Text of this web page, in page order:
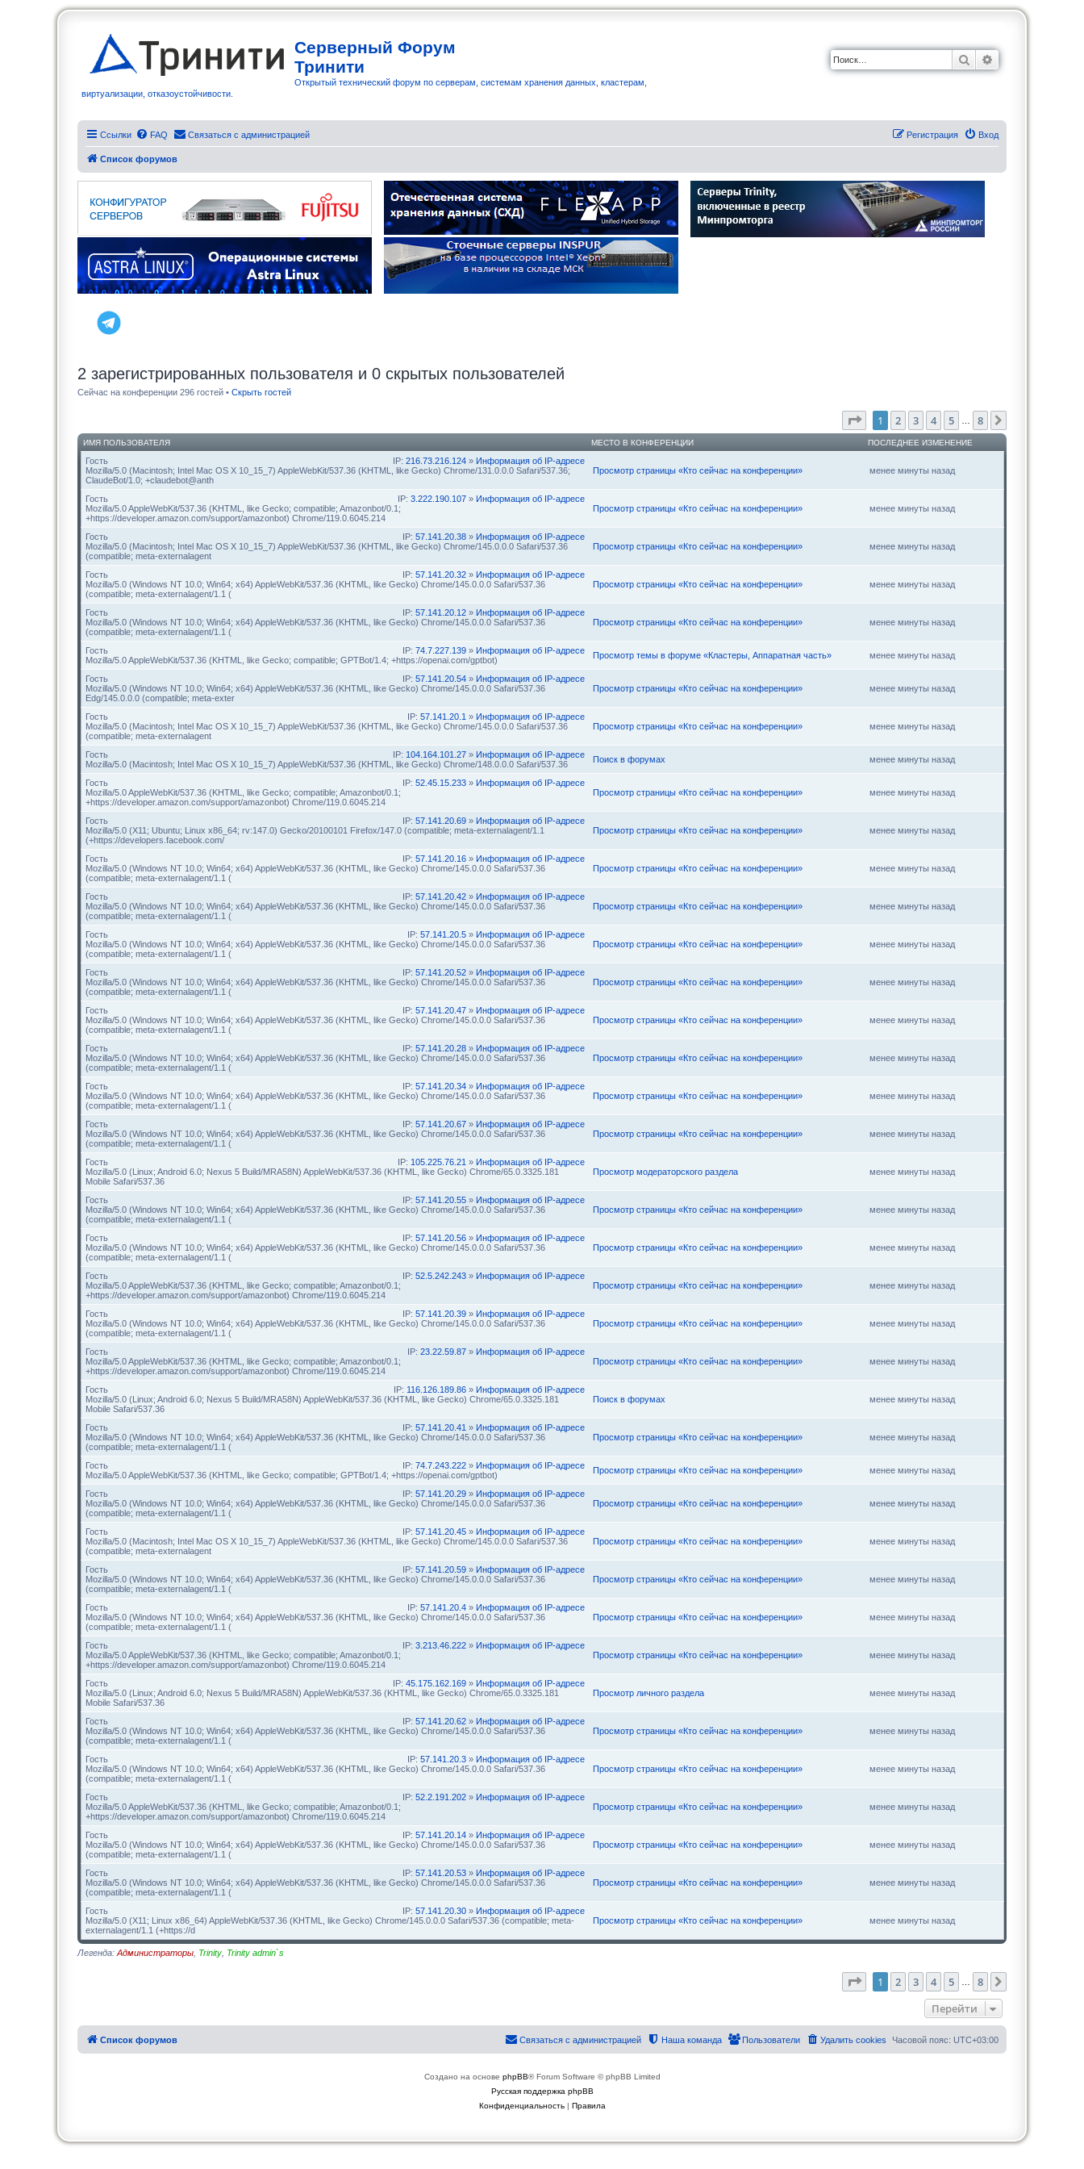
Серверный Форум
Тринити
Открытый технический форум по серверам, системам хранения данных, кластерам,
виртуализации, отказоустойчивости.
Поиск
Ссылки FAQ Связаться с администрацией Вход
Регистрация
Список форумов
2 зарегистрированных пользователя и 0 скрытых пользователей
Сейчас на конференции 296 гостей • Скрыть гостей
Страница1 из
1 2 3 4 5 8
ИМЯ ПОЛЬЗОВАТЕЛЯ МЕСТО В КОНФЕРЕНЦИИ ПОСЛЕДНЕЕ ИЗМЕНЕНИЕ
Гость IP: 216.73.216.124 » Информация об IP-адресе
Mozilla/5.0 (Macintosh; Intel Mac OS X 10_15_7) AppleWebKit/537.36 (KHTML, like Gecko) Chrome/131.0.0.0 Safari/537.36;
ClaudeBot/1.0; +claudebot@anth
Просмотр страницы «Кто сейчас на конференции» менее минуты назад
Гость IP: 3.222.190.107 » Информация об IP-адресе
Mozilla/5.0 AppleWebKit/537.36 (KHTML, like Gecko; compatible; Amazonbot/0.1;
+https://developer.amazon.com/support/amazonbot) Chrome/119.0.6045.214
Просмотр страницы «Кто сейчас на конференции» менее минуты назад
Гость IP: 57.141.20.38 » Информация об IP-адресе
Mozilla/5.0 (Macintosh; Intel Mac OS X 10_15_7) AppleWebKit/537.36 (KHTML, like Gecko) Chrome/145.0.0.0 Safari/537.36
(compatible; meta-externalagent
Просмотр страницы «Кто сейчас на конференции» менее минуты назад
Гость IP: 57.141.20.32 » Информация об IP-адресе
Mozilla/5.0 (Windows NT 10.0; Win64; x64) AppleWebKit/537.36 (KHTML, like Gecko) Chrome/145.0.0.0 Safari/537.36
(compatible; meta-externalagent/1.1 (
Просмотр страницы «Кто сейчас на конференции» менее минуты назад
Гость IP: 57.141.20.12 » Информация об IP-адресе
Mozilla/5.0 (Windows NT 10.0; Win64; x64) AppleWebKit/537.36 (KHTML, like Gecko) Chrome/145.0.0.0 Safari/537.36
(compatible; meta-externalagent/1.1 (
Просмотр страницы «Кто сейчас на конференции» менее минуты назад
Гость IP: 74.7.227.139 » Информация об IP-адресе
Mozilla/5.0 AppleWebKit/537.36 (KHTML, like Gecko; compatible; GPTBot/1.4; +https://openai.com/gptbot)
Просмотр темы в форуме «Кластеры, Аппаратная часть» менее минуты назад
Гость IP: 57.141.20.54 » Информация об IP-адресе
Mozilla/5.0 (Windows NT 10.0; Win64; x64) AppleWebKit/537.36 (KHTML, like Gecko) Chrome/145.0.0.0 Safari/537.36
Edg/145.0.0.0 (compatible; meta-exter
Просмотр страницы «Кто сейчас на конференции» менее минуты назад
Гость IP: 57.141.20.1 » Информация об IP-адресе
Mozilla/5.0 (Macintosh; Intel Mac OS X 10_15_7) AppleWebKit/537.36 (KHTML, like Gecko) Chrome/145.0.0.0 Safari/537.36
(compatible; meta-externalagent
Просмотр страницы «Кто сейчас на конференции» менее минуты назад
Гость IP: 104.164.101.27 » Информация об IP-адресе
Mozilla/5.0 (Macintosh; Intel Mac OS X 10_15_7) AppleWebKit/537.36 (KHTML, like Gecko) Chrome/148.0.0.0 Safari/537.36
Поиск в форумах менее минуты назад
Гость IP: 52.45.15.233 » Информация об IP-адресе
Mozilla/5.0 AppleWebKit/537.36 (KHTML, like Gecko; compatible; Amazonbot/0.1;
+https://developer.amazon.com/support/amazonbot) Chrome/119.0.6045.214
Просмотр страницы «Кто сейчас на конференции» менее минуты назад
Гость IP: 57.141.20.69 » Информация об IP-адресе
Mozilla/5.0 (X11; Ubuntu; Linux x86_64; rv:147.0) Gecko/20100101 Firefox/147.0 (compatible; meta-externalagent/1.1
(+https://developers.facebook.com/
Просмотр страницы «Кто сейчас на конференции» менее минуты назад
Гость IP: 57.141.20.16 » Информация об IP-адресе
Mozilla/5.0 (Windows NT 10.0; Win64; x64) AppleWebKit/537.36 (KHTML, like Gecko) Chrome/145.0.0.0 Safari/537.36
(compatible; meta-externalagent/1.1 (
Просмотр страницы «Кто сейчас на конференции» менее минуты назад
Гость IP: 57.141.20.42 » Информация об IP-адресе
Mozilla/5.0 (Windows NT 10.0; Win64; x64) AppleWebKit/537.36 (KHTML, like Gecko) Chrome/145.0.0.0 Safari/537.36
(compatible; meta-externalagent/1.1 (
Просмотр страницы «Кто сейчас на конференции» менее минуты назад
Гость IP: 57.141.20.5 » Информация об IP-адресе
Mozilla/5.0 (Windows NT 10.0; Win64; x64) AppleWebKit/537.36 (KHTML, like Gecko) Chrome/145.0.0.0 Safari/537.36
(compatible; meta-externalagent/1.1 (
Просмотр страницы «Кто сейчас на конференции» менее минуты назад
Гость IP: 57.141.20.52 » Информация об IP-адресе
Mozilla/5.0 (Windows NT 10.0; Win64; x64) AppleWebKit/537.36 (KHTML, like Gecko) Chrome/145.0.0.0 Safari/537.36
(compatible; meta-externalagent/1.1 (
Просмотр страницы «Кто сейчас на конференции» менее минуты назад
Гость IP: 57.141.20.47 » Информация об IP-адресе
Mozilla/5.0 (Windows NT 10.0; Win64; x64) AppleWebKit/537.36 (KHTML, like Gecko) Chrome/145.0.0.0 Safari/537.36
(compatible; meta-externalagent/1.1 (
Просмотр страницы «Кто сейчас на конференции» менее минуты назад
Гость IP: 57.141.20.28 » Информация об IP-адресе
Mozilla/5.0 (Windows NT 10.0; Win64; x64) AppleWebKit/537.36 (KHTML, like Gecko) Chrome/145.0.0.0 Safari/537.36
(compatible; meta-externalagent/1.1 (
Просмотр страницы «Кто сейчас на конференции» менее минуты назад
Гость IP: 57.141.20.34 » Информация об IP-адресе
Mozilla/5.0 (Windows NT 10.0; Win64; x64) AppleWebKit/537.36 (KHTML, like Gecko) Chrome/145.0.0.0 Safari/537.36
(compatible; meta-externalagent/1.1 (
Просмотр страницы «Кто сейчас на конференции» менее минуты назад
Гость IP: 57.141.20.67 » Информация об IP-адресе
Mozilla/5.0 (Windows NT 10.0; Win64; x64) AppleWebKit/537.36 (KHTML, like Gecko) Chrome/145.0.0.0 Safari/537.36
(compatible; meta-externalagent/1.1 (
Просмотр страницы «Кто сейчас на конференции» менее минуты назад
Гость IP: 105.225.76.21 » Информация об IP-адресе
Mozilla/5.0 (Linux; Android 6.0; Nexus 5 Build/MRA58N) AppleWebKit/537.36 (KHTML, like Gecko) Chrome/65.0.3325.181
Mobile Safari/537.36
Просмотр модераторского раздела менее минуты назад
Гость IP: 57.141.20.55 » Информация об IP-адресе
Mozilla/5.0 (Windows NT 10.0; Win64; x64) AppleWebKit/537.36 (KHTML, like Gecko) Chrome/145.0.0.0 Safari/537.36
(compatible; meta-externalagent/1.1 (
Просмотр страницы «Кто сейчас на конференции» менее минуты назад
Гость IP: 57.141.20.56 » Информация об IP-адресе
Mozilla/5.0 (Windows NT 10.0; Win64; x64) AppleWebKit/537.36 (KHTML, like Gecko) Chrome/145.0.0.0 Safari/537.36
(compatible; meta-externalagent/1.1 (
Просмотр страницы «Кто сейчас на конференции» менее минуты назад
Гость IP: 52.5.242.243 » Информация об IP-адресе
Mozilla/5.0 AppleWebKit/537.36 (KHTML, like Gecko; compatible; Amazonbot/0.1;
+https://developer.amazon.com/support/amazonbot) Chrome/119.0.6045.214
Просмотр страницы «Кто сейчас на конференции» менее минуты назад
Гость IP: 57.141.20.39 » Информация об IP-адресе
Mozilla/5.0 (Windows NT 10.0; Win64; x64) AppleWebKit/537.36 (KHTML, like Gecko) Chrome/145.0.0.0 Safari/537.36
(compatible; meta-externalagent/1.1 (
Просмотр страницы «Кто сейчас на конференции» менее минуты назад
Гость IP: 23.22.59.87 » Информация об IP-адресе
Mozilla/5.0 AppleWebKit/537.36 (KHTML, like Gecko; compatible; Amazonbot/0.1;
+https://developer.amazon.com/support/amazonbot) Chrome/119.0.6045.214
Просмотр страницы «Кто сейчас на конференции» менее минуты назад
Гость IP: 116.126.189.86 » Информация об IP-адресе
Mozilla/5.0 (Linux; Android 6.0; Nexus 5 Build/MRA58N) AppleWebKit/537.36 (KHTML, like Gecko) Chrome/65.0.3325.181
Mobile Safari/537.36
Поиск в форумах менее минуты назад
Гость IP: 57.141.20.41 » Информация об IP-адресе
Mozilla/5.0 (Windows NT 10.0; Win64; x64) AppleWebKit/537.36 (KHTML, like Gecko) Chrome/145.0.0.0 Safari/537.36
(compatible; meta-externalagent/1.1 (
Просмотр страницы «Кто сейчас на конференции» менее минуты назад
Гость IP: 74.7.243.222 » Информация об IP-адресе
Mozilla/5.0 AppleWebKit/537.36 (KHTML, like Gecko; compatible; GPTBot/1.4; +https://openai.com/gptbot)
Просмотр страницы «Кто сейчас на конференции» менее минуты назад
Гость IP: 57.141.20.29 » Информация об IP-адресе
Mozilla/5.0 (Windows NT 10.0; Win64; x64) AppleWebKit/537.36 (KHTML, like Gecko) Chrome/145.0.0.0 Safari/537.36
(compatible; meta-externalagent/1.1 (
Просмотр страницы «Кто сейчас на конференции» менее минуты назад
Гость IP: 57.141.20.45 » Информация об IP-адресе
Mozilla/5.0 (Macintosh; Intel Mac OS X 10_15_7) AppleWebKit/537.36 (KHTML, like Gecko) Chrome/145.0.0.0 Safari/537.36
(compatible; meta-externalagent
Просмотр страницы «Кто сейчас на конференции» менее минуты назад
Гость IP: 57.141.20.59 » Информация об IP-адресе
Mozilla/5.0 (Windows NT 10.0; Win64; x64) AppleWebKit/537.36 (KHTML, like Gecko) Chrome/145.0.0.0 Safari/537.36
(compatible; meta-externalagent/1.1 (
Просмотр страницы «Кто сейчас на конференции» менее минуты назад
Гость IP: 57.141.20.4 » Информация об IP-адресе
Mozilla/5.0 (Windows NT 10.0; Win64; x64) AppleWebKit/537.36 (KHTML, like Gecko) Chrome/145.0.0.0 Safari/537.36
(compatible; meta-externalagent/1.1 (
Просмотр страницы «Кто сейчас на конференции» менее минуты назад
Гость IP: 3.213.46.222 » Информация об IP-адресе
Mozilla/5.0 AppleWebKit/537.36 (KHTML, like Gecko; compatible; Amazonbot/0.1;
+https://developer.amazon.com/support/amazonbot) Chrome/119.0.6045.214
Просмотр страницы «Кто сейчас на конференции» менее минуты назад
Гость IP: 45.175.162.169 » Информация об IP-адресе
Mozilla/5.0 (Linux; Android 6.0; Nexus 5 Build/MRA58N) AppleWebKit/537.36 (KHTML, like Gecko) Chrome/65.0.3325.181
Mobile Safari/537.36
Просмотр личного раздела менее минуты назад
Гость IP: 57.141.20.62 » Информация об IP-адресе
Mozilla/5.0 (Windows NT 10.0; Win64; x64) AppleWebKit/537.36 (KHTML, like Gecko) Chrome/145.0.0.0 Safari/537.36
(compatible; meta-externalagent/1.1 (
Просмотр страницы «Кто сейчас на конференции» менее минуты назад
Гость IP: 57.141.20.3 » Информация об IP-адресе
Mozilla/5.0 (Windows NT 10.0; Win64; x64) AppleWebKit/537.36 (KHTML, like Gecko) Chrome/145.0.0.0 Safari/537.36
(compatible; meta-externalagent/1.1 (
Просмотр страницы «Кто сейчас на конференции» менее минуты назад
Гость IP: 52.2.191.202 » Информация об IP-адресе
Mozilla/5.0 AppleWebKit/537.36 (KHTML, like Gecko; compatible; Amazonbot/0.1;
+https://developer.amazon.com/support/amazonbot) Chrome/119.0.6045.214
Просмотр страницы «Кто сейчас на конференции» менее минуты назад
Гость IP: 57.141.20.14 » Информация об IP-адресе
Mozilla/5.0 (Windows NT 10.0; Win64; x64) AppleWebKit/537.36 (KHTML, like Gecko) Chrome/145.0.0.0 Safari/537.36
(compatible; meta-externalagent/1.1 (
Просмотр страницы «Кто сейчас на конференции» менее минуты назад
Гость IP: 57.141.20.53 » Информация об IP-адресе
Mozilla/5.0 (Windows NT 10.0; Win64; x64) AppleWebKit/537.36 (KHTML, like Gecko) Chrome/145.0.0.0 Safari/537.36
(compatible; meta-externalagent/1.1 (
Просмотр страницы «Кто сейчас на конференции» менее минуты назад
Гость IP: 57.141.20.30 » Информация об IP-адресе
Mozilla/5.0 (X11; Linux x86_64) AppleWebKit/537.36 (KHTML, like Gecko) Chrome/145.0.0.0 Safari/537.36 (compatible; meta-
externalagent/1.1 (+https://d
Просмотр страницы «Кто сейчас на конференции» менее минуты назад
Легенда: Администраторы Trinity Trinity admin`s
Страница1 из
1 2 3 4 5 8
Перейти
Список форумов Часовой пояс: UTC+03:00
Удалить cookies
Пользователи
Наша команда
Связаться с администрацией
Создано на основе phpBB® Forum Software © phpBB Limited
Русская поддержка phpBB
Конфиденциальность| Правила